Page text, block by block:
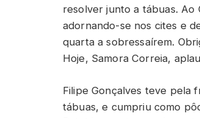
resolver junto a tábuas. Ao
adornando-se nos cites e
quarta a sobressaírem.
Hoje, Samora Correia,
Filipe Gonçalves teve pela
tábuas, e cumpriu como